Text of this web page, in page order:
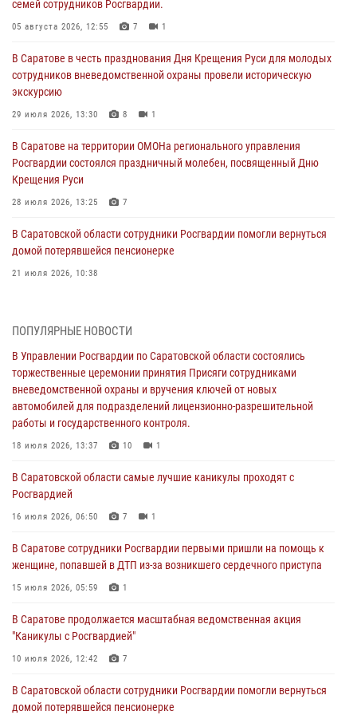
семей сотрудников Росгвардии.
05 августа 2026, 12:55 7 1
В Саратове в честь празднования Дня Крещения Руси для молодых
сотрудников вневедомственной охраны провели историческую
экскурсию
29 июля 2026, 13:30 8 1
В Саратове на территории ОМОНа регионального управления
Росгвардии состоялся праздничный молебен, посвященный Дню
Крещения Руси
28 июля 2026, 13:25 7
В Саратовской области сотрудники Росгвардии помогли вернуться
домой потерявшейся пенсионерке
21 июля 2026, 10:38
вневедомственной охраны и вручения ключей от новых
автомобилей для подразделений лицензионно-разрешительной
работы и государственного контроля.
18 июля 2026, 13:37 10 1
В Саратовской области самые лучшие каникулы проходят с
Росгвардией
В Саратове сотрудники Росгвардии первыми пришли на помощь к
женщине, попавшей в ДТП из-за возникшего сердечного приступа
В Саратове продолжается масштабная ведомственная акция
"Каникулы с Росгвардией"
В Саратовской области при содействии спецназа Росгвардии
задержан подозреваемый в незаконном обороте наркотиков
ПОПУЛЯРНЫЕ НОВОСТИ
В Управлении Росгвардии по Саратовской области состоялись
торжественные церемонии принятия Присяги сотрудниками
вневедомственной охраны и вручения ключей от новых
автомобилей для подразделений лицензионно-разрешительной
работы и государственного контроля.
18 июля 2026, 13:37 10 1
В Саратовской области самые лучшие каникулы проходят с
Росгвардией
16 июля 2026, 06:50 7 1
В Саратове сотрудники Росгвардии первыми пришли на помощь к
женщине, попавшей в ДТП из-за возникшего сердечного приступа
15 июля 2026, 05:59 1
В Саратове продолжается масштабная ведомственная акция
"Каникулы с Росгвардией"
10 июля 2026, 12:42 7
В Саратовской области сотрудники Росгвардии помогли вернуться
домой потерявшейся пенсионерке